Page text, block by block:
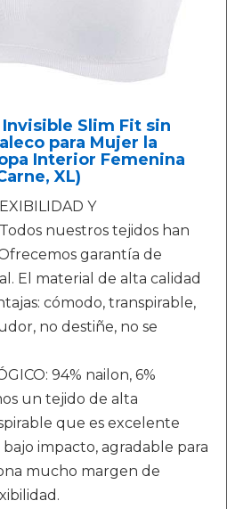
Slim Fit sin
para Mujer la
Interior Femenina
XL)
Y
nuestros tejidos han
garantía de
El material de alta calidad
cómodo, transpirable,
no destiñe, no se
94% nailon, 6%
un tejido de alta
que es excelente
impacto, agradable para
mucho margen de